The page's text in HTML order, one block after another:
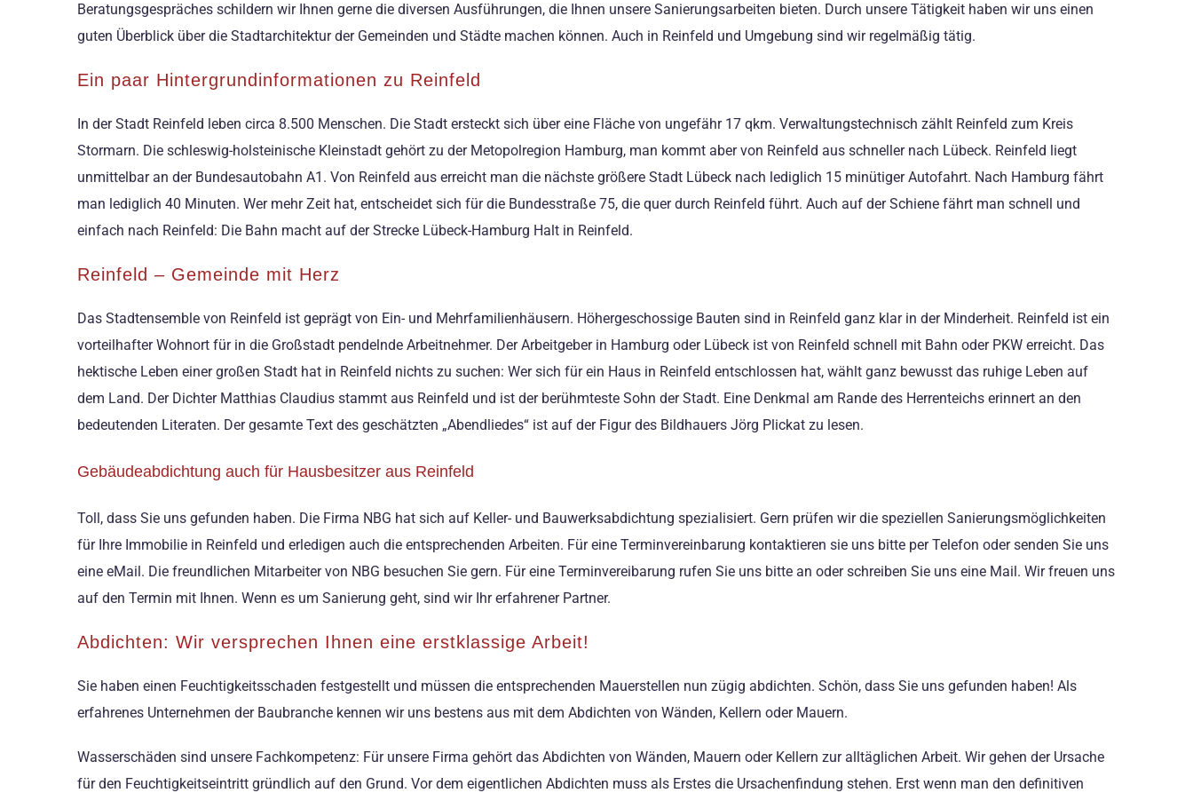
Beratungsgespräches schildern wir Ihnen gerne die diversen Ausführungen, die Ihnen unsere Sanierungsarbeiten bieten. Durch unsere Tätigkeit haben wir uns einen
guten Überblick über die Stadtarchitektur der Gemeinden und Städte machen können. Auch in Reinfeld und Umgebung sind wir regelmäßig tätig.
Ein paar Hintergrundinformationen zu Reinfeld
In der Stadt Reinfeld leben circa 8.500 Menschen. Die Stadt ersteckt sich über eine Fläche von ungefähr 17 qkm. Verwaltungstechnisch zählt Reinfeld zum Kreis
Stormarn. Die schleswig-holsteinische Kleinstadt gehört zu der Metopolregion Hamburg, man kommt aber von Reinfeld aus schneller nach Lübeck. Reinfeld liegt
unmittelbar an der Bundesautobahn A1. Von Reinfeld aus erreicht man die nächste größere Stadt Lübeck nach lediglich 15 minütiger Autofahrt. Nach Hamburg fährt
man lediglich 40 Minuten. Wer mehr Zeit hat, entscheidet sich für die Bundesstraße 75, die quer durch Reinfeld führt. Auch auf der Schiene fährt man schnell und
einfach nach Reinfeld: Die Bahn macht auf der Strecke Lübeck-Hamburg Halt in Reinfeld.
Reinfeld – Gemeinde mit Herz
Das Stadtensemble von Reinfeld ist geprägt von Ein- und Mehrfamilienhäusern. Höhergeschossige Bauten sind in Reinfeld ganz klar in der Minderheit. Reinfeld ist ein
vorteilhafter Wohnort für in die Großstadt pendelnde Arbeitnehmer. Der Arbeitgeber in Hamburg oder Lübeck ist von Reinfeld schnell mit Bahn oder PKW erreicht. Das
hektische Leben einer großen Stadt hat in Reinfeld nichts zu suchen: Wer sich für ein Haus in Reinfeld entschlossen hat, wählt ganz bewusst das ruhige Leben auf
dem Land. Der Dichter Matthias Claudius stammt aus Reinfeld und ist der berühmteste Sohn der Stadt. Eine Denkmal am Rande des Herrenteichs erinnert an den
bedeutenden Literaten. Der gesamte Text des geschätzten „Abendliedes“ ist auf der Figur des Bildhauers Jörg Plickat zu lesen.
Gebäudeabdichtung auch für Hausbesitzer aus Reinfeld
Toll, dass Sie uns gefunden haben. Die Firma NBG hat sich auf Keller- und Bauwerksabdichtung spezialisiert. Gern prüfen wir die speziellen Sanierungsmöglichkeiten
für Ihre Immobilie in Reinfeld und erledigen auch die entsprechenden Arbeiten. Für eine Terminvereinbarung kontaktieren sie uns bitte per Telefon oder senden Sie uns
eine eMail. Die freundlichen Mitarbeiter von NBG besuchen Sie gern. Für eine Terminvereibarung rufen Sie uns bitte an oder schreiben Sie uns eine Mail. Wir freuen uns
auf den Termin mit Ihnen. Wenn es um Sanierung geht, sind wir Ihr erfahrener Partner.
Abdichten: Wir versprechen Ihnen eine erstklassige Arbeit!
Sie haben einen Feuchtigkeitsschaden festgestellt und müssen die entsprechenden Mauerstellen nun zügig abdichten. Schön, dass Sie uns gefunden haben! Als
erfahrenes Unternehmen der Baubranche kennen wir uns bestens aus mit dem Abdichten von Wänden, Kellern oder Mauern.
Wasserschäden sind unsere Fachkompetenz: Für unsere Firma gehört das Abdichten von Wänden, Mauern oder Kellern zur alltäglichen Arbeit. Wir gehen der Ursache
für den Feuchtigkeitseintritt gründlich auf den Grund. Vor dem eigentlichen Abdichten muss als Erstes die Ursachenfindung stehen. Erst wenn man den definitiven